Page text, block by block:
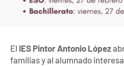
El IES Pintor Antonio López
familias y al alumnado